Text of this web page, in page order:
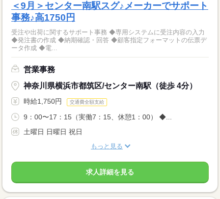
＜9月＞センター南駅スグ♪メーカーでサポート
事務♪高1750円
受注や出荷に関するサポート事務 ◆専用システムに受注内容の入力
◆発注書の作成 ◆納期確認・回答 ◆顧客指定フォーマットの伝票デ
ータ作成 ◆電...
営業事務
神奈川県横浜市都筑区/センター南駅（徒歩 4分）
時給1,750円 交通費全額支給
9：00〜17：15（実働7：15、休憩1：00） ◆...
土曜日 日曜日 祝日
もっと見る
求人詳細を見る